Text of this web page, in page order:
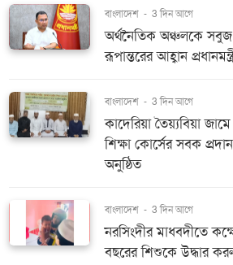
বাংলাদেশ - 3 দিন আগে
অর্থনৈতিক অঞ্চলকে সবুজ
রূপান্তরের আহ্বান
বাংলাদেশ - 3 দিন আগে
কাদেরিয়া তৈয়্যবিয়া
শিক্ষা কোর্সের সবক
অনুষ্ঠিত
বাংলাদেশ - 3 দিন আগে
নরসিংদীর মাধবদীতে
বছরের শিশুকে উদ্ধার